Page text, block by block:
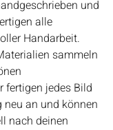
und
alle
Handarbeit.
sammeln
fertigen jedes Bild
neu an und können
nach deinen